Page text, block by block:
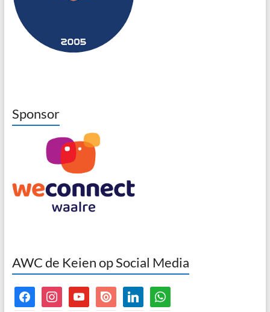
Sponsor
AWC de Keien op Social Media
facebookinstagramyoutubeissuu linkedinwhatsapp